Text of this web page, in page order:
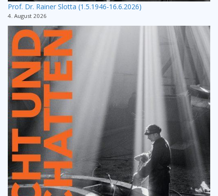
Prof. Dr. Rainer Slotta (1.5.1946-16.6.2026)
4. August 2026